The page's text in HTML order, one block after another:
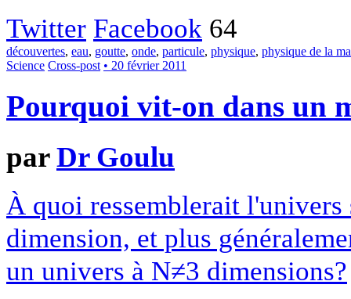
Twitter Facebook 64
découvertes, eau, goutte, onde, particule, physique, physique de la
Science Cross-post • 20 février 2011
Pourquoi vit-on dans un
parDr Goulu
À quoi ressemblerait
dimension, et plus
un univers à N≠3 dimensions?